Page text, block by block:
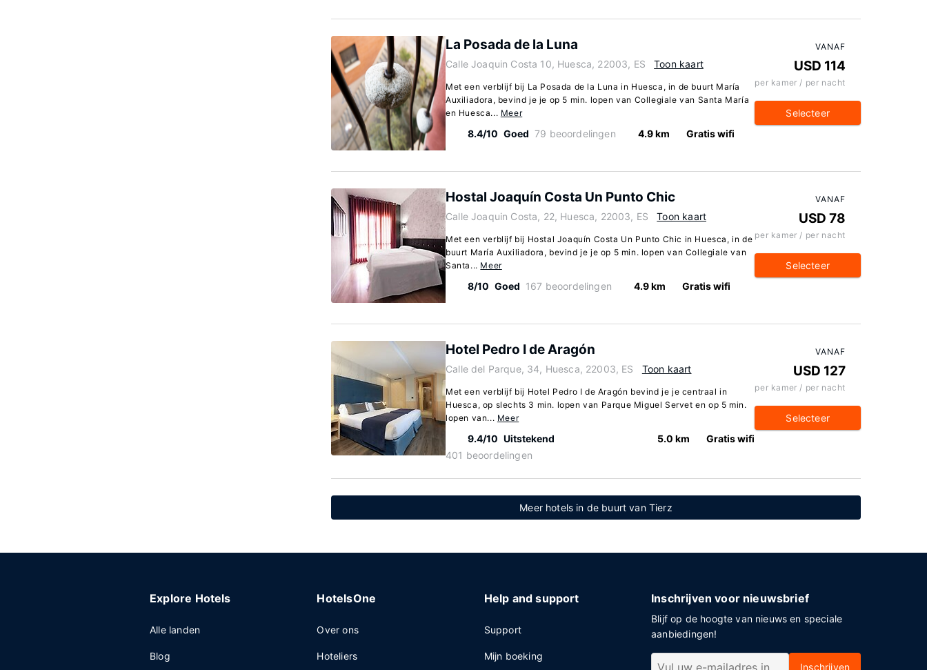
La Posada de la Luna
Calle Joaquin Costa 10, Huesca, 22003, ES Toon kaart
Met een verblijf bij La Posada de la Luna in Huesca, in de buurt María
Auxiliadora, bevind je je op 5 min. lopen van Collegiale van Santa María
en Huesca... Meer
8.4/10 Goed 79 beoordelingen 4.9 km Gratis wifi
VANAF
USD 114
per kamer / per nacht
Selecteer
Hostal Joaquín Costa Un Punto Chic
Calle Joaquin Costa, 22, Huesca, 22003, ES Toon kaart
Met een verblijf bij Hostal Joaquín Costa Un Punto Chic in Huesca, in de
buurt María Auxiliadora, bevind je je op 5 min. lopen van Collegiale van
Santa... Meer
8/10 Goed 167 beoordelingen 4.9 km Gratis wifi
VANAF
USD 78
per kamer / per nacht
Selecteer
Hotel Pedro I de Aragón
Calle del Parque, 34, Huesca, 22003, ES Toon kaart
Met een verblijf bij Hotel Pedro I de Aragón bevind je je centraal in
Huesca, op slechts 3 min. lopen van Parque Miguel Servet en op 5 min.
lopen van... Meer
9.4/10 Uitstekend
401 beoordelingen
5.0 km Gratis wifi
VANAF
USD 127
per kamer / per nacht
Selecteer
Meer hotels in de buurt van Tierz
Explore Hotels
Alle landen
Blog
HotelsOne
Over ons
Hoteliers
Help and support
Support
Mijn boeking
Inschrijven voor nieuwsbrief
Blijf op de hoogte van nieuws en speciale
aanbiedingen!
Inschrijven